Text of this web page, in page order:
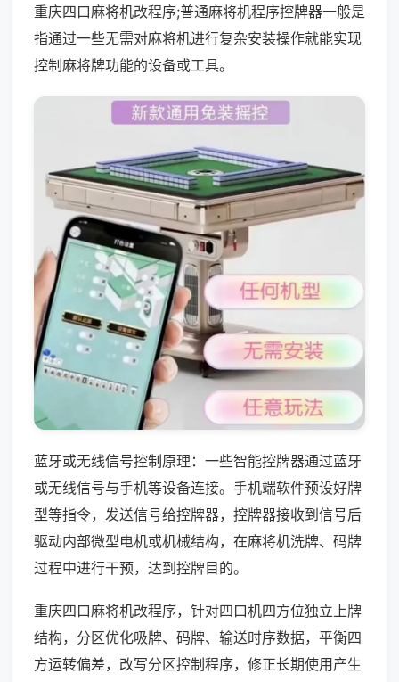
重庆四口麻将机改程序;普通麻将机程序控牌器一般是
指通过一些无需对麻将机进行复杂安装操作就能实现
控制麻将牌功能的设备或工具。
蓝牙或无线信号控制原理：一些智能控牌器通过蓝牙
或无线信号与手机等设备连接。手机端软件预设好牌
型等指令，发送信号给控牌器，控牌器接收到信号后
驱动内部微型电机或机械结构，在麻将机洗牌、码牌
过程中进行干预，达到控牌目的。
重庆四口麻将机改程序，针对四口机四方位独立上牌
结构，分区优化吸牌、码牌、输送时序数据，平衡四
方运转偏差，改写分区控制程序，修正长期使用产生